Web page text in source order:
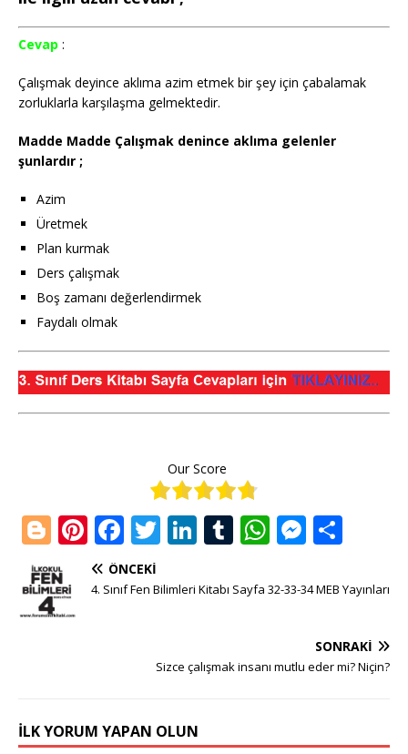
Cevap :
Çalışmak deyince aklıma azim etmek bir şey için çabalamak
zorluklarla karşılaşma gelmektedir.
Madde Madde Çalışmak denince aklıma gelenler
şunlardır ;
Azim
Üretmek
Plan kurmak
Ders çalışmak
Boş zamanı değerlendirmek
Faydalı olmak
Our Score
Bl
o
g
g
Pi
n
te
F
a
c
k
T
it
Li
k
n
T
m
W
at
p
M
ss
n
g
ar
ÖNCEKI
4. Sınıf Fen Bilimleri Kitabı Sayfa 32-33-34 MEB Yayınları
SONRAKI
Sizce çalışmak insanı mutlu eder mi? Niçin?
İLK YORUM YAPAN OLUN